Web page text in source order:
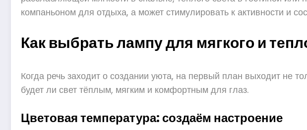
компаньоном для отдыха, а может стимулировать к активности и
Как выбрать лампу для мягкого и
Когда речь заходит о создании уюта, на первый план выходит не
будет ли свет тёплым, мягким и комфортным для глаз.
Цветовая температура: создаём настроение